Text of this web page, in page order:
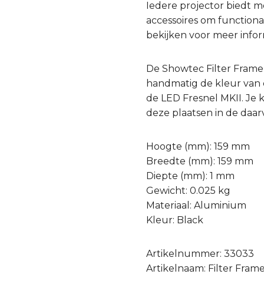
Iedere projector biedt
accessoires om
bekijken voor meer
De Showtec Filter
handmatig de kleur
de LED Fresnel MKII.
deze plaatsen in de
Hoogte (mm): 159 mm
Breedte (mm): 159 mm
Diepte (mm): 1 mm
Gewicht: 0.025 kg
Materiaal: Aluminium
Kleur: Black
Artikelnummer: 33033
Artikelnaam: Filter